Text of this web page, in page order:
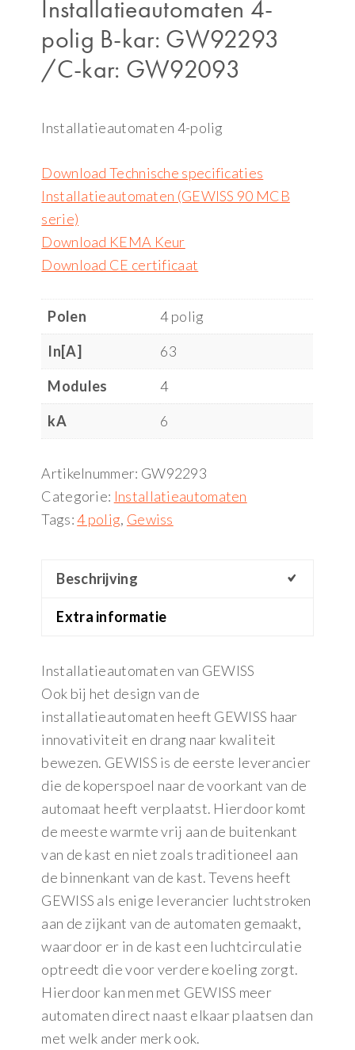
Installatieautomaten 4-
polig B-kar: GW92293
/C-kar: GW92093
Installatieautomaten 4-polig
Download Technische specificaties
Installatieautomaten (GEWISS 90 MCB
serie)
Download KEMA Keur
Download CE certificaat
Polen
4 polig
In[A]
63
Modules
4
kA
6
Artikelnummer: GW92293
Categorie: Installatieautomaten
Tags:4 polig, Gewiss
Beschrijving
Extra informatie
Installatieautomaten van GEWISS
Ook bij het design van de
installatieautomaten heeft GEWISS haar
innovativiteit en drang naar kwaliteit
bewezen. GEWISS is de eerste leverancier
die de koperspoel naar de voorkant van de
automaat heeft verplaatst. Hierdoor komt
de meeste warmte vrij aan de buitenkant
van de kast en niet zoals traditioneel aan
de binnenkant van de kast. Tevens heeft
GEWISS als enige leverancier luchtstroken
aan de zijkant van de automaten gemaakt,
waardoor er in de kast een luchtcirculatie
optreedt die voor verdere koeling zorgt.
Hierdoor kan men met GEWISS meer
automaten direct naast elkaar plaatsen dan
met welk ander merk ook.